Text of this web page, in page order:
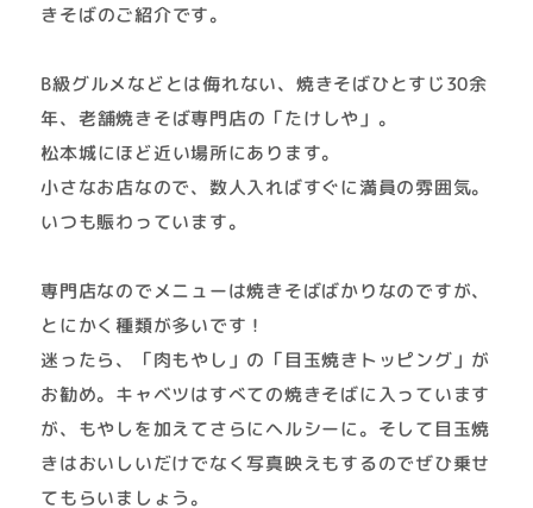
きそばのご紹介です。
B級グルメなどとは侮れない、焼きそばひとすじ30余
年、老舗焼きそば専門店の「たけしや」。
松本城にほど近い場所にあります。
小さなお店なので、数人入ればすぐに満員の雰囲気。
いつも賑わっています。
専門店なのでメニューは焼きそばばかりなのですが、
とにかく種類が多いです！
迷ったら、「肉もやし」の「目玉焼きトッピング」が
お勧め。キャベツはすべての焼きそばに入っています
が、もやしを加えてさらにヘルシーに。そして目玉焼
きはおいしいだけでなく写真映えもするのでぜひ乗せ
てもらいましょう。